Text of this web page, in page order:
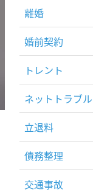
離婚
婚前契約
トレント
ネットトラブル
立退料
債務整理
交通事故